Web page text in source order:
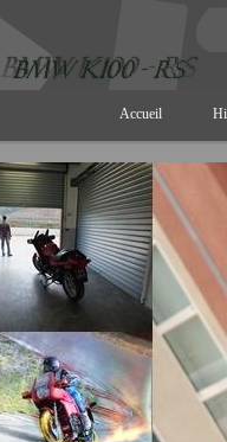
Accueil